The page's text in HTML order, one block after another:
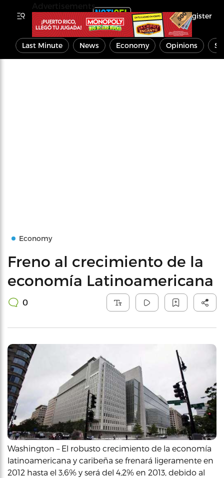
Register
Last Minute News Economy Opinions
Economy
Freno al crecimiento de la
economía Latinoamericana
0
Washington – El robusto crecimiento de la economía
latinoamericana y caribeña se frenará ligeramente en
2012 hasta el 3,6% y será del 4,2% en 2013, debido al
Advertisements